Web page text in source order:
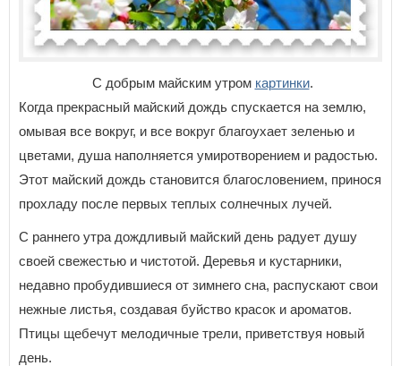
С добрым майским утром картинки.
Когда прекрасный майский дождь спускается на землю,
омывая все вокруг, и все вокруг благоухает зеленью и
цветами, душа наполняется умиротворением и радостью.
Этот майский дождь становится благословением, принося
прохладу после первых теплых солнечных лучей.
С раннего утра дождливый майский день радует душу
своей свежестью и чистотой. Деревья и кустарники,
недавно пробудившиеся от зимнего сна, распускают свои
нежные листья, создавая буйство красок и ароматов.
Птицы щебечут мелодичные трели, приветствуя новый
день.